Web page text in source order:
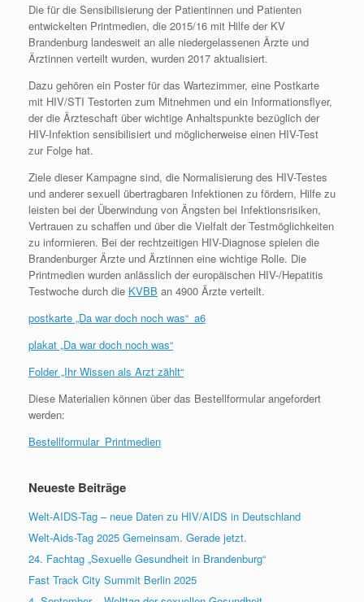
Die für die Sensibilisierung der Patientinnen und Patienten
entwickelten Printmedien, die 2015/16 mit Hilfe der KV
Brandenburg landesweit an alle niedergelassenen Ärzte und
Ärztinnen verteilt wurden, wurden 2017 aktualisiert.
Dazu gehören ein Poster für das Wartezimmer, eine Postkarte
mit HIV/STI Testorten zum Mitnehmen und ein Informationsflyer,
der die Ärzteschaft über wichtige Anhaltspunkte bezüglich der
HIV-Infektion sensibilisiert und möglicherweise einen HIV-Test
zur Folge hat.
Ziele dieser Kampagne sind, die Normalisierung des HIV-Testes
und anderer sexuell übertragbaren Infektionen zu fördern, Hilfe zu
leisten bei der Überwindung von Ängsten bei Infektionsrisiken,
Vertrauen zu schaffen und über die Vielfalt der Testmöglichkeiten
zu informieren. Bei der rechtzeitigen HIV-Diagnose spielen die
Brandenburger Ärzte und Ärztinnen eine wichtige Rolle. Die
Printmedien wurden anlässlich der europäischen HIV-/Hepatitis
Testwoche durch die KVBB an 4900 Ärzte verteilt.
postkarte „Da war doch noch was“_a6
plakat „Da war doch noch was“
Folder „Ihr Wissen als Arzt zählt“
Diese Materialien können über das Bestellformular angefordert
werden:
Bestellformular_Printmedien
Neueste Beiträge
Welt-AIDS-Tag – neue Daten zu HIV/AIDS in Deutschland
Welt-Aids-Tag 2025 Gemeinsam. Gerade jetzt.
24. Fachtag „Sexuelle Gesundheit in Brandenburg“
Fast Track City Summit Berlin 2025